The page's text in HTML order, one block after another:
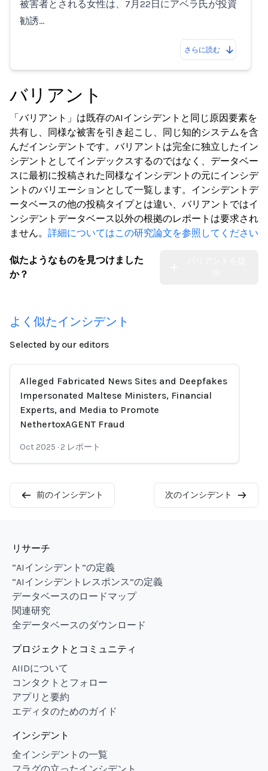
被害者とされる女性は、7月22日にアベラ氏が投資
勧誘…
さらに読む
バリアント
「バリアント」は既存のAIインシデントと同じ原因要素を
共有し、同様な被害を引き起こし、同じ知的システムを含
んだインシデントです。バリアントは完全に独立したイン
シデントとしてインデックスするのではなく、データベー
スに最初に投稿された同様なインシデントの元にインシデ
ントのバリエーションとして一覧します。インシデントデ
ータベースの他の投稿タイプとは違い、バリアントではイ
ンシデントデータベース以外の根拠のレポートは要求され
ません。 詳細についてはこの研究論文を参照してください
似たようなものを見つけました
か？
よく似たインシデント
Selected by our editors
Alleged Fabricated News Sites and Deepfakes
Impersonated Maltese Ministers, Financial
Experts, and Media to Promote
NethertoxAGENT Fraud
Oct 2025 · 2 レポート
前のインシデント 次のインシデント
リサーチ
“AIインシデント”の定義
“AIインシデントレスポンス”の定義
データベースのロードマップ
関連研究
全データベースのダウンロード
プロジェクトとコミュニティ
AIIDについて
コンタクトとフォロー
アプリと要約
エディタのためのガイド
インシデント
全インシデントの一覧